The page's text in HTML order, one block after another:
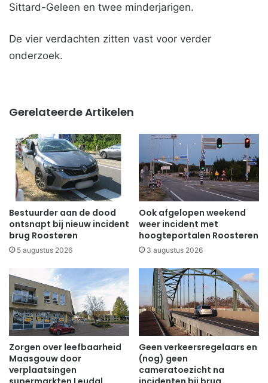
Sittard-Geleen en twee minderjarigen.
De vier verdachten zitten vast voor verder
onderzoek.
Gerelateerde Artikelen
Bestuurder aan de dood
ontsnapt bij nieuw incident
brug Roosteren
5 augustus 2026
Ook afgelopen weekend
weer incident met
hoogteportalen Roosteren
3 augustus 2026
Zorgen over leefbaarheid
Maasgouw door
verplaatsingen
Geen verkeersregelaars en
(nog) geen
cameratoezicht na